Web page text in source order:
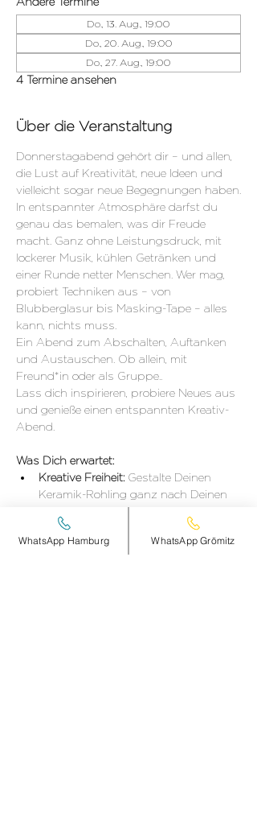
Do., 13. Aug., 19:00
Do., 20. Aug., 19:00
Do., 27. Aug., 19:00
4 Termine ansehen
Über die Veranstaltung
Donnerstagabend gehört dir – und allen,
die Lust auf Kreativität, neue Ideen und
vielleicht sogar neue Begegnungen haben.
In entspannter Atmosphäre darfst du
genau das bemalen, was dir Freude
macht. Ganz ohne Leistungsdruck, mit
lockerer Musik, kühlen Getränken und
einer Runde netter Menschen. Wer mag,
probiert Techniken aus – von
Blubberglasur bis Masking-Tape – alles
kann, nichts muss.
Ein Abend zum Abschalten, Auftanken
und Austauschen. Ob allein, mit
Freund*in oder als Gruppe..
Lass dich inspirieren, probiere Neues aus
und genieße einen entspannten Kreativ-
Abend.
Was Dich erwartet:
Kreative Freiheit: Gestalte Deinen
Keramik-Rohling ganz nach Deinen
DETAILS hier >
WhatsApp Hamburg WhatsApp Grömitz